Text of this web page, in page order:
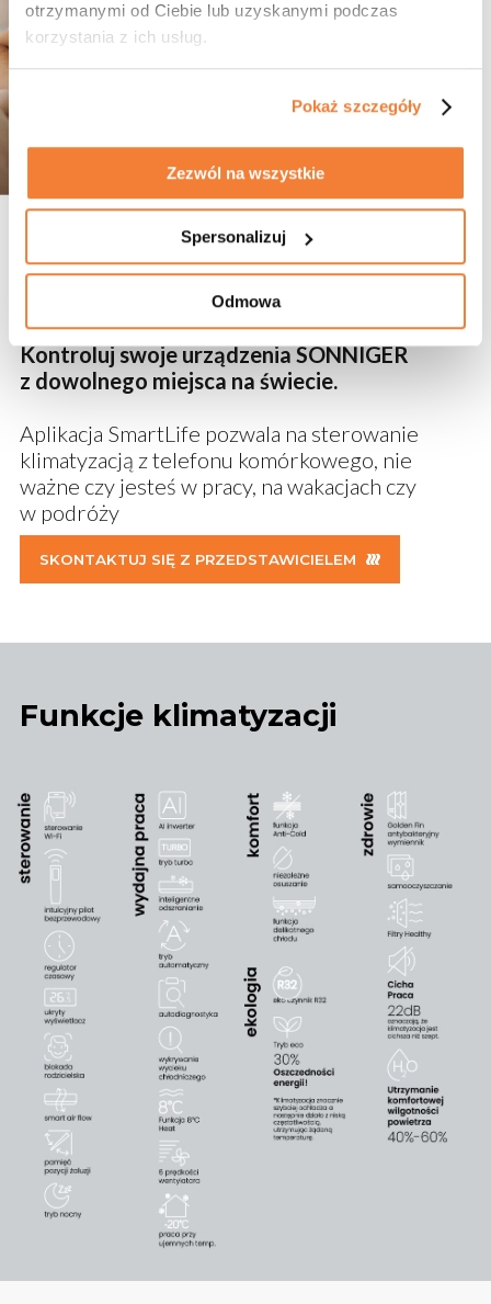
otrzymanymi od Ciebie lub uzyskanymi podczas
korzystania z ich usług.
Pokaż szczegóły
Zezwól na wszystkie
Spersonalizuj
Odmowa
Sterowanie
Aplikacja i pilot
Kontroluj swoje urządzenia SONNIGER
z dowolnego miejsca na świecie.
Aplikacja SmartLife pozwala na sterowanie
klimatyzacją z telefonu komórkowego, nie
ważne czy jesteś w pracy, na wakacjach czy
w podróży
SKONTAKTUJ SIĘ Z PRZEDSTAWICIELEM
Funkcje klimatyzacji